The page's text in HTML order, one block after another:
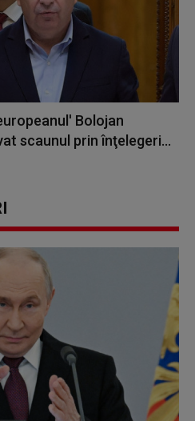
Bolojan
scaunul prin înţelegeri...